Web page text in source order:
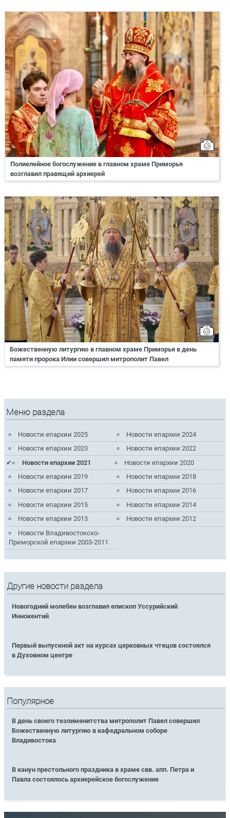
Полиелейное богослужение в главном храме Приморья
возглавил правящий архиерей
Божественную литургию в главном храме Приморья в день
памяти пророка Илии совершил митрополит Павел
Меню раздела
Новости епархии 2025
Новости епархии 2024
Новости епархии 2023
Новости епархии 2022
Новости епархии 2021
Новости епархии 2020
Новости епархии 2019
Новости епархии 2018
Новости епархии 2017
Новости епархии 2016
Новости епархии 2015
Новости епархии 2014
Новости епархии 2013
Новости епархии 2012
Новости Владивостокско-
Приморской епархии 2003-2011
Другие новости раздела
Новогодний молебен возглавил епископ Уссурийский
Иннокентий
Первый выпускной акт на курсах церковных чтецов состоялся
в Духовном центре
Популярное
В день своего тезоименитства митрополит Павел совершил
Божественную литургию в кафедральном соборе
Владивостока
В канун престольного праздника в храме свв. апп. Петра и
Павла состоялось архиерейское богослужение